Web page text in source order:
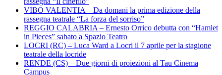
VIBO VALENTIA – Da domani la prima edizione della
rassegna teatrale “La forza del sorriso”
REGGIO CALABRIA – Ernesto Orrico debutta con “Hamlet
in Pieces” sabato a Spazio Teatro
LOCRI (RC) – Luca Ward a Locri il 7 aprile per la stagione
teatrale della locride
RENDE (CS) – Due giorni di proiezioni al Tau Cinema
Campus